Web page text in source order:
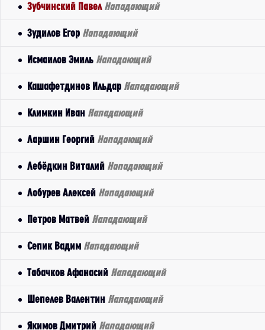
Зубчинский Павел Нападающий
Зудилов Егор Нападающий
Исмаилов Эмиль Нападающий
Кашафетдинов Ильдар Нападающий
Климкин Иван Нападающий
Ларшин Георгий Нападающий
Лебёдкин Виталий Нападающий
Лобурев Алексей Нападающий
Петров Матвей Нападающий
Сепик Вадим Нападающий
Табачков Афанасий Нападающий
Шепелев Валентин Нападающий
Якимов Дмитрий Нападающий